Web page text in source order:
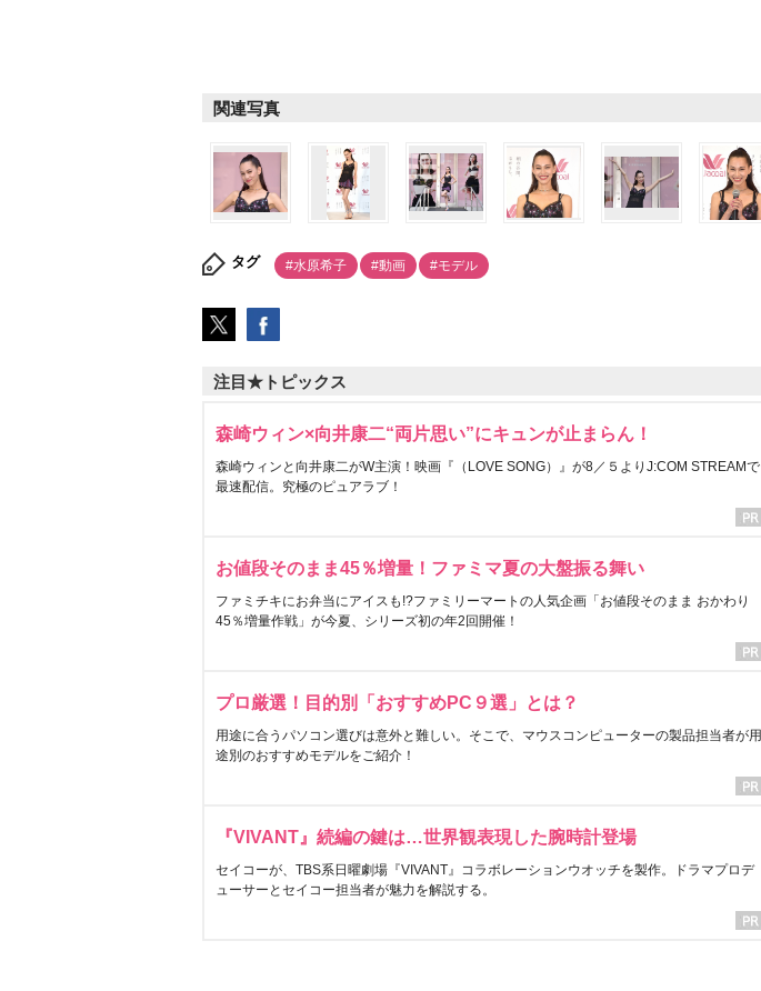
関連写真
タグ #水原希子 #動画 #モデル
注目★トピックス
森崎ウィン×向井康二“両片思い”にキュンが止まらん！
森崎ウィンと向井康二がW主演！映画『（LOVE SONG）』が8／５よりJ:COM STREAMで
最速配信。究極のピュアラブ！
お値段そのまま45％増量！ファミマ夏の大盤振る舞い
ファミチキにお弁当にアイスも!?ファミリーマートの人気企画「お値段そのまま おかわり
45％増量作戦」が今夏、シリーズ初の年2回開催！
プロ厳選！目的別「おすすめPC９選」とは？
用途に合うパソコン選びは意外と難しい。そこで、マウスコンピューターの製品担当者が用
途別のおすすめモデルをご紹介！
『VIVANT』続編の鍵は…世界観表現した腕時計登場
セイコーが、TBS系日曜劇場『VIVANT』コラボレーションウオッチを製作。ドラマプロデ
ューサーとセイコー担当者が魅力を解説する。